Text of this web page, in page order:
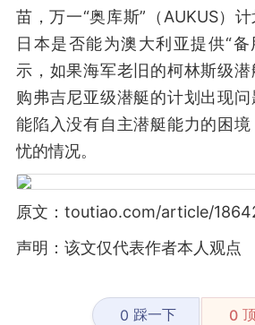
苗，万一“奥库斯”（AUKUS）
日本是否能为澳大利亚提供“
示，如果海军老旧的柯林斯级
购弗吉尼亚级潜艇的计划出现
能陷入没有自主潜艇能力的困
忧的情况。
原文：toutiao.com/article/
声明：该文仅代表作者本人观点
0 踩一下 0